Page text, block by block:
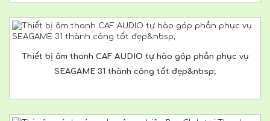
Thiết bị âm thanh CAF AUDIO tự hào góp phần phục vụ
SEAGAME 31 thành công tốt đẹp&nbsp;